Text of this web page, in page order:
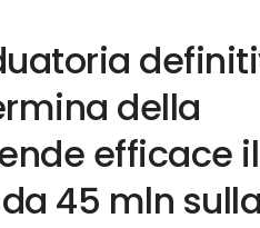
della
efficace il
45 mln